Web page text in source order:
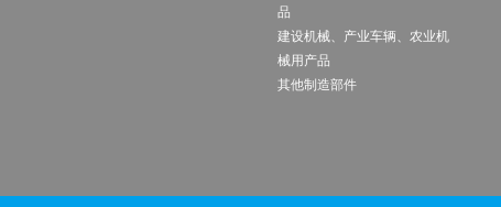
品
建设机械、产业车辆、农业机
械用产品
其他制造部件